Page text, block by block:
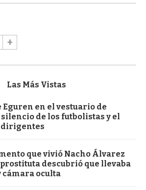
Las Más Vistas
Eguren en el vestuario de
de los futbolistas y el
dirigentes
que vivió Nacho Álvarez
descubrió que llevaba
oculta